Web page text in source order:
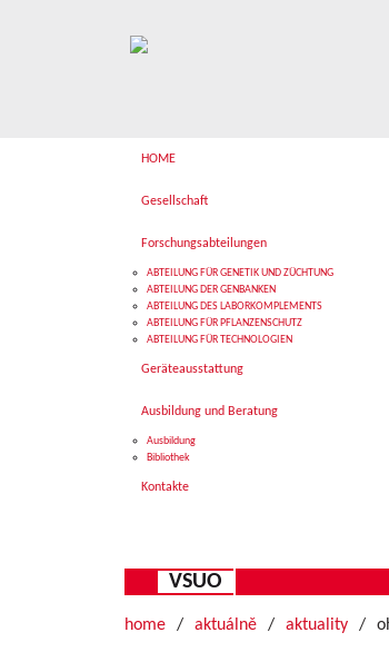
HOME
Gesellschaft
Forschungsabteilungen
ABTEILUNG FÜR GENETIK UND ZÜCHTUNG
ABTEILUNG DER GENBANKEN
ABTEILUNG DES LABORKOMPLEMENTS
ABTEILUNG FÜR PFLANZENSCHUTZ
ABTEILUNG FÜR TECHNOLOGIEN
Geräteausstattung
Ausbildung und Beratung
Ausbildung
Bibliothek
Kontakte
VSUO
home aktuálně aktuality